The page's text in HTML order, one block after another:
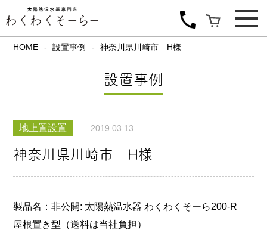
HOME 設置事例 神奈川県川崎市 H様
設置事例
地上置設置 2019.03.13
神奈川県川崎市 H様
製品名：非公開: 太陽熱温水器 わくわくそーら200-R
屋根置き型（送料は当社負担）